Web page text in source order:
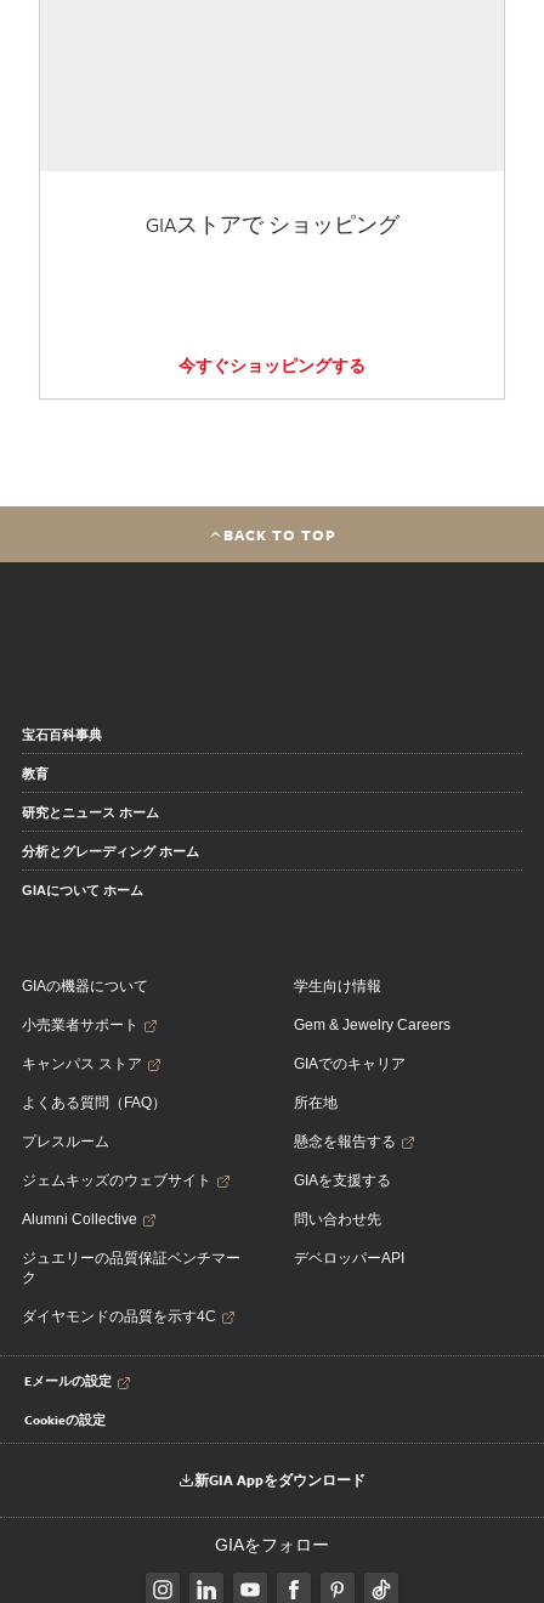
GIAストアで ショッピング
今すぐショッピングする
BACK TO TOP
宝石百科事典
教育
研究とニュース ホーム
分析とグレーディング ホーム
GIAについて ホーム
GIAの機器について
小売業者サポート
キャンパス ストア
よくある質問（FAQ）
プレスルーム
ジェムキッズのウェブサイト
Alumni Collective
ジュエリーの品質保証ベンチマー
ク
ダイヤモンドの品質を示す4C
学生向け情報
Gem & Jewelry Careers
GIAでのキャリア
所在地
懸念を報告する
GIAを支援する
問い合わせ先
デベロッパーAPI
Eメールの設定
Cookieの設定
新GIA Appをダウンロード
GIAをフォロー